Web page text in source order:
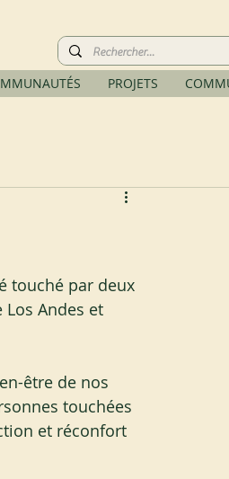
PROJETS
touché par deux
Andes et
être de nos
touchées
et réconfort